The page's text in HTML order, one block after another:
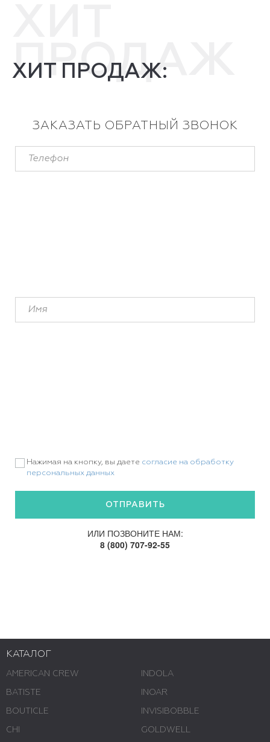
ПРОДАЖ
ХИТ ПРОДАЖ:
ЗАКАЗАТЬ ОБРАТНЫЙ ЗВОНОК
Нажимая на кнопку, вы даете согласие на обработку
персональных данных
ИЛИ ПОЗВОНИТЕ НАМ:
8 (800) 707-92-55
КАТАЛОГ
AMERICAN CREW
BATISTE
BOUTICLE
CHI
INDOLA
INOAR
INVISIBOBBLE
GOLDWELL